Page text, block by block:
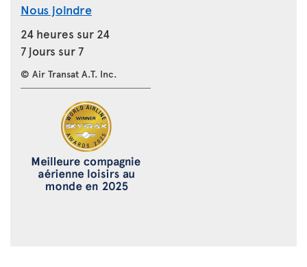
Nous joindre
24 heures sur 24
7 jours sur 7
© Air Transat A.T. Inc.